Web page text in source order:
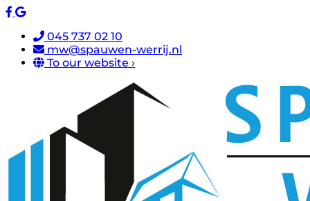
045 737 02 10
mw@spauwen-werrij.nl
To our website ›